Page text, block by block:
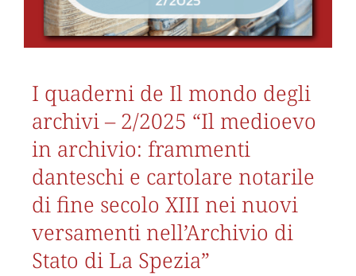
I quaderni de Il mondo degli
archivi – 2/2025 “Il medioevo
in archivio: frammenti
danteschi e cartolare notarile
di fine secolo XIII nei nuovi
versamenti nell’Archivio di
Stato di La Spezia”